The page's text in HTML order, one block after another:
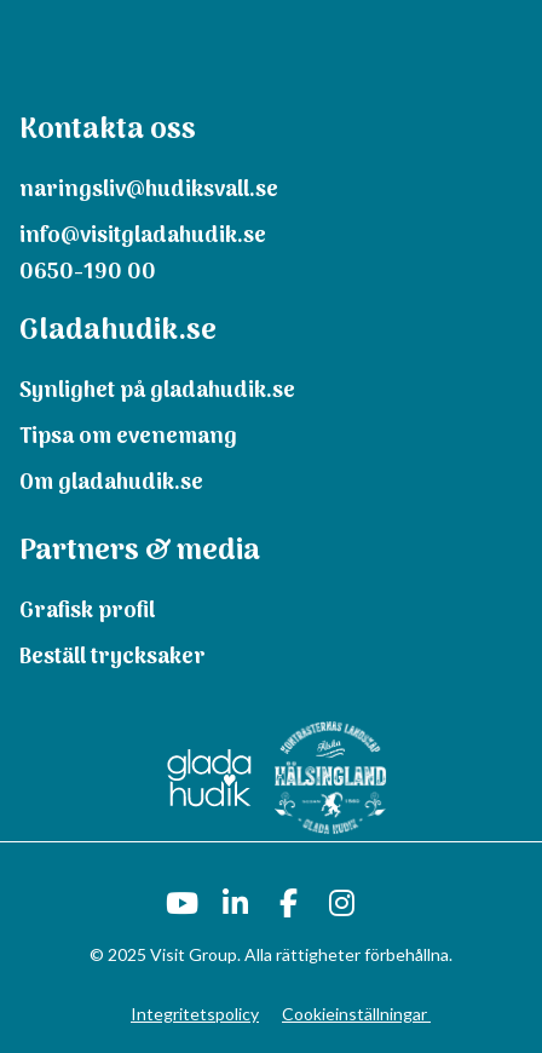
Kontakta oss
naringsliv@hudiksvall.se
info@visitgladahudik.se
0650-190 00
Gladahudik.se
Synlighet på gladahudik.se
Tipsa om evenemang
Om gladahudik.se
Partners & media
Grafisk profil
Beställ trycksaker
© 2025 Visit Group. Alla rättigheter förbehållna.
Integritetspolicy Cookieinställningar